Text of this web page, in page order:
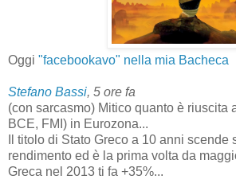
Oggi "facebookavo" nella mia Bacheca
Stefano Bassi, 5 ore fa
(con sarcasmo) Mitico quanto è riuscita
BCE, FMI) in Eurozona...
Il titolo di Stato Greco a 10 anni scende
rendimento ed è la prima volta da
Greca nel 2013 ti fa +35%...